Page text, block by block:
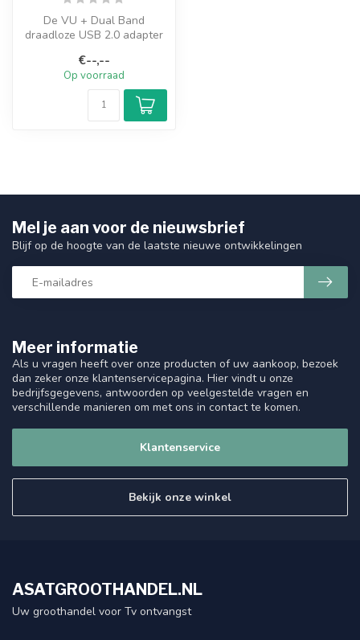
De VU + Dual Band
draadloze USB 2.0 adapter
mogelijk o...
€--,--
Op voorraad
Meer informatie
Als u vragen heeft over onze producten of uw aankoop, bezoek
dan zeker onze klantenservicepagina. Hier vindt u onze
bedrijfsgegevens, antwoorden op veelgestelde vragen en
verschillende manieren om met ons in contact te komen.
Klantenservice
Bekijk onze winkel
Mel je aan voor de nieuwsbrief
Blijf op de hoogte van de laatste nieuwe ontwikkelingen
ASATGROOTHANDEL.NL
Uw groothandel voor Tv ontvangst